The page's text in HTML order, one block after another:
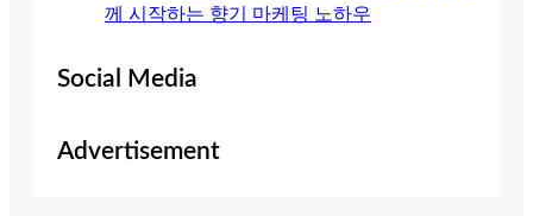
께 시작하는 향기 마케팅 노하우
Social Media
Advertisement